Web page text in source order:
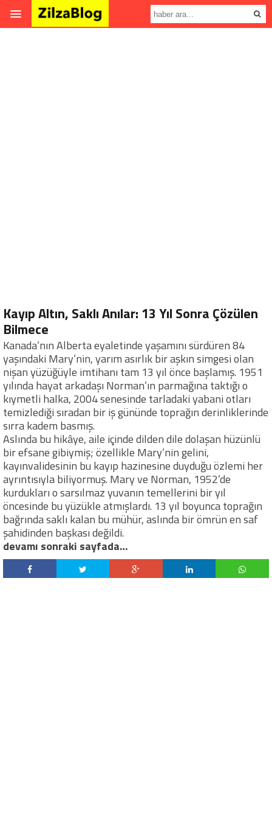
Kayıp Altın, Saklı Anılar: 13 Yıl Sonra Çözülen
Bilmece
Kanada’nın Alberta eyaletinde yaşamını sürdüren 84
yaşındaki Mary’nin, yarım asırlık bir aşkın simgesi olan
nişan yüzüğüyle imtihanı tam 13 yıl önce başlamış. 1951
yılında hayat arkadaşı Norman’ın parmağına taktığı o
kıymetli halka, 2004 senesinde tarladaki yabani otları
temizlediği sıradan bir iş gününde toprağın derinliklerinde
sırra kadem basmış.
Aslında bu hikâye, aile içinde dilden dile dolaşan hüzünlü
bir efsane gibiymiş; özellikle Mary’nin gelini,
kayınvalidesinin bu kayıp hazinesine duyduğu özlemi her
ayrıntısıyla biliyormuş. Mary ve Norman, 1952’de
kurdukları o sarsılmaz yuvanın temellerini bir yıl
öncesinde bu yüzükle atmışlardı. 13 yıl boyunca toprağın
bağrında saklı kalan bu mühür, aslında bir ömrün en saf
şahidinden başkası değildi.
devamı sonraki sayfada…